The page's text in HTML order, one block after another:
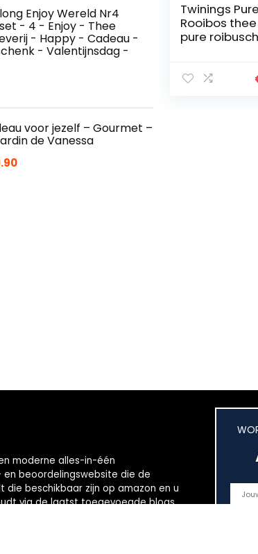
Enjoy Wereld Nr4
- 4 - Enjoy - Thee
- Happy - Cadeau -
- Valentijnsdag -
voor jezelf – Gourmet –
de Vanessa
Twinings Pure
Rooibos
pure roibusch
roibusch-
moderne alles-in-één
en beoordelingswebsite die de
die beschikbaar zijn op amazon en u
via de laatst toegevoegde blogs.